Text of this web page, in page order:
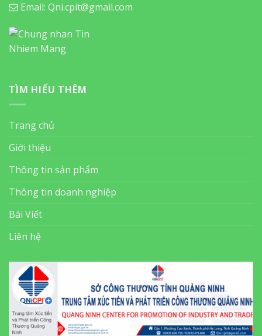
Email: Qni.cpit@gmail.com
TÌM HIỂU THÊM
Trang chủ
Giới thiệu
Thông tin sản phẩm
Thông tin doanh nghiệp
Bài Viết
Liên hệ